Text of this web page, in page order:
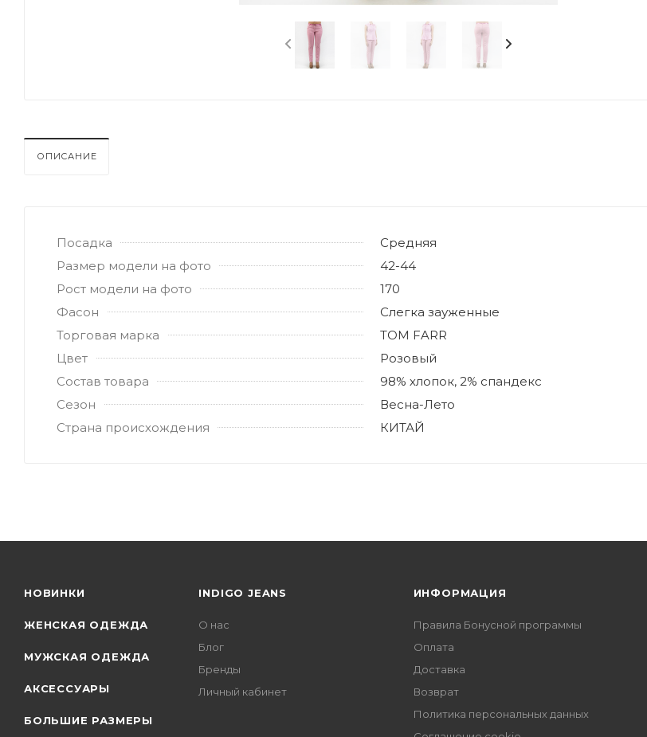
ОПИСАНИЕ
Посадка
Средняя
Размер модели на фото
42-44
Рост модели на фото
170
Фасон
Слегка зауженные
Торговая марка
TOM FARR
Цвет
Розовый
Состав товара
98% хлопок, 2% спандекc
Сезон
Весна-Лето
Страна происхождения
КИТАЙ
НОВИНКИ
ЖЕНСКАЯ ОДЕЖДА
МУЖСКАЯ ОДЕЖДА
АКСЕССУАРЫ
БОЛЬШИЕ РАЗМЕРЫ
INDIGO JEANS
О нас
Блог
Бренды
Личный кабинет
ИНФОРМАЦИЯ
Правила Бонусной программы
Оплата
Доставка
Возврат
Политика персональных данных